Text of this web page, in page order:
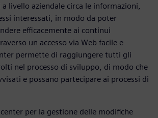
livello aziendale circa le informazioni,
interessati, in modo da poter
efficacemente ai continui
un accesso via Web facile e
permette di raggiungere tutti gli
nel processo di sviluppo, di modo che
e possano partecipare ai processi di
per la gestione delle modifiche